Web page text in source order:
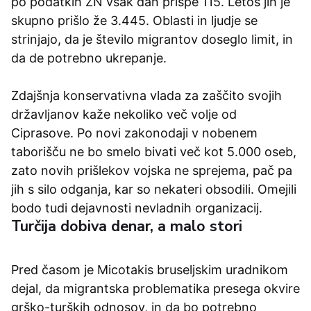
skupno prišlo že 3.445. Oblasti in ljudje se
strinjajo, da je število migrantov doseglo limit, in
da de potrebno ukrepanje.
Zdajšnja konservativna vlada za zaščito svojih
državljanov kaže nekoliko več volje od
Ciprasove. Po novi zakonodaji v nobenem
taborišču ne bo smelo bivati več kot 5.000 oseb,
zato novih prišlekov vojska ne sprejema, pač pa
jih s silo odganja, kar so nekateri obsodili. Omejili
bodo tudi dejavnosti nevladnih organizacij.
Turčija dobiva denar, a malo stori
Pred časom je Micotakis bruseljskim uradnikom
dejal, da migrantska problematika presega okvire
grško-turških odnosov, in da bo potrebno